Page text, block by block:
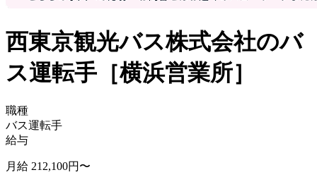
西東京観光バス株式会社のバ
ス運転手［横浜営業所］
職種
バス運転手
給与
月給 212,100円〜